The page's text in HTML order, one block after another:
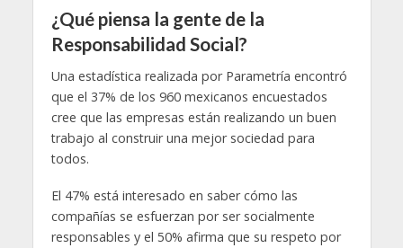
¿Qué piensa la gente de la
Responsabilidad Social?
Una estadística realizada por Parametría encontró
que el 37% de los 960 mexicanos encuestados
cree que las empresas están realizando un buen
trabajo al construir una mejor sociedad para
todos.
El 47% está interesado en saber cómo las
compañías se esfuerzan por ser socialmente
responsables y el 50% afirma que su respeto por